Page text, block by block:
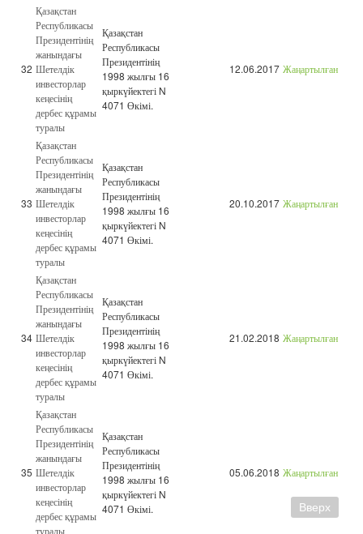
32
Қазақстан
Республикасы
Президентінің
жанындағы
Шетелдік
инвесторлар
кеңесінің
дербес құрамы
туралы
Қазақстан
Республикасы
Президентінің
1998 жылғы 16
қыркүйектегі N
4071 Өкімі.
12.06.2017 Жаңартылған
33
Қазақстан
Республикасы
Президентінің
жанындағы
Шетелдік
инвесторлар
кеңесінің
дербес құрамы
туралы
Қазақстан
Республикасы
Президентінің
1998 жылғы 16
қыркүйектегі N
4071 Өкімі.
20.10.2017 Жаңартылған
34
Қазақстан
Республикасы
Президентінің
жанындағы
Шетелдік
инвесторлар
кеңесінің
дербес құрамы
туралы
Қазақстан
Республикасы
Президентінің
1998 жылғы 16
қыркүйектегі N
4071 Өкімі.
21.02.2018 Жаңартылған
35
Қазақстан
Республикасы
Президентінің
жанындағы
Шетелдік
инвесторлар
кеңесінің
дербес құрамы
туралы
Қазақстан
Республикасы
Президентінің
1998 жылғы 16
қыркүйектегі N
4071 Өкімі.
05.06.2018 Жаңартылған
Вверх